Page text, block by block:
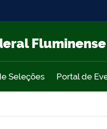
Fluminense
Seleções Portal de